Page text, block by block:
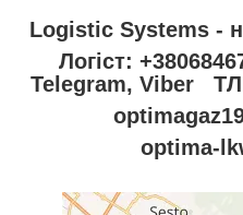
Logistic Systems -
Логіст:
Telegram, Viber
optima-